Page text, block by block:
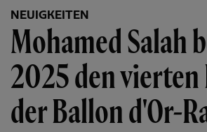
NEUIGKEITEN
Mohamed Salah
2025 den vierten
der Ballon d'Or-